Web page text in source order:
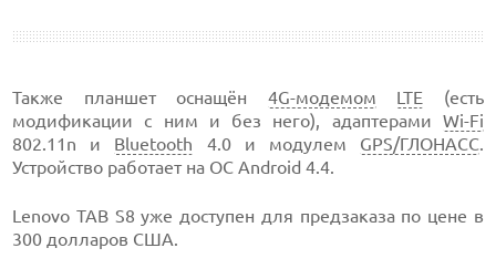
Также планшет оснащён 4G-модемом LTE (есть
модификации с ним и без него), адаптерами Wi-Fi
802.11n и Bluetooth 4.0 и модулем GPS/ГЛОНАСС.
Устройство работает на ОС Android 4.4.
Lenovo TAB S8 уже доступен для предзаказа по цене в
300 долларов США.